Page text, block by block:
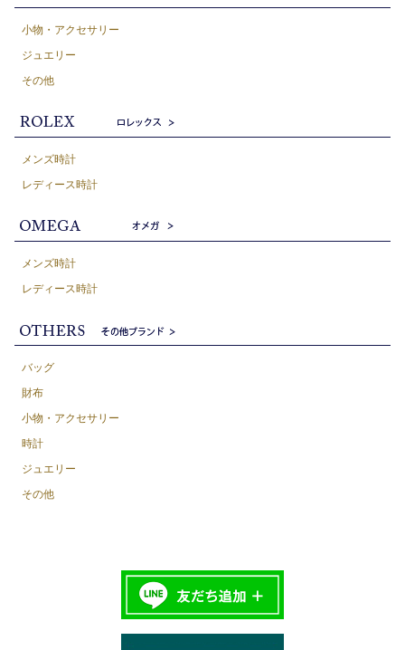
小物・アクセサリー
ジュエリー
その他
メンズ時計
レディース時計
メンズ時計
レディース時計
バッグ
財布
小物・アクセサリー
時計
ジュエリー
その他